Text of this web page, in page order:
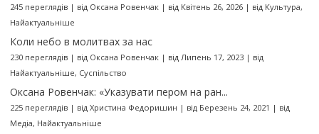
245 переглядів| від Оксана Ровенчак| від Квітень 26, 2026| від Культура,
Найактуальніше
Коли небо в молитвах за нас
230 переглядів| від Оксана Ровенчак| від Липень 17, 2023| від
Найактуальніше, Суспільство
Оксана Ровенчак: «Указувати пером на ран...
225 переглядів| від Христина Федоришин | від Березень 24, 2021 | від
Медіа, Найактуальніше